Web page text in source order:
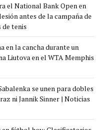
el National Bank Open en
antes de la campaña de
de tenis
en la cancha durante un
Liutova en el WTA Memphis
se unen para dobles
ni Jannik Sinner | Noticias